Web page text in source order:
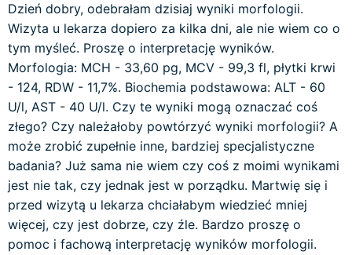
Dzień dobry, odebrałam dzisiaj wyniki morfologii.
Wizyta u lekarza dopiero za kilka dni, ale nie wiem co o
tym myśleć. Proszę o interpretację wyników.
Morfologia: MCH - 33,60 pg, MCV - 99,3 fl, płytki krwi
- 124, RDW - 11,7%. Biochemia podstawowa: ALT - 60
U/l, AST - 40 U/l. Czy te wyniki mogą oznaczać coś
złego? Czy należałoby powtórzyć wyniki morfologii? A
może zrobić zupełnie inne, bardziej specjalistyczne
badania? Już sama nie wiem czy coś z moimi wynikami
jest nie tak, czy jednak jest w porządku. Martwię się i
przed wizytą u lekarza chciałabym wiedzieć mniej
więcej, czy jest dobrze, czy źle. Bardzo proszę o
pomoc i fachową interpretację wyników morfologii.